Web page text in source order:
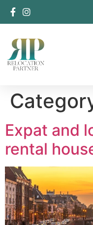
Expat and
rental